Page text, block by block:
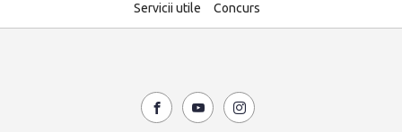
Servicii utile
Concurs